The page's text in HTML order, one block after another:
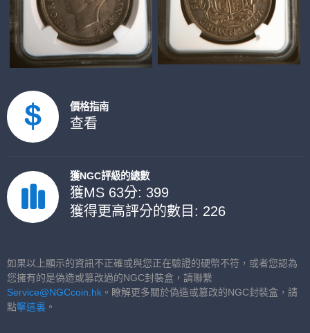
價格指南
查看
獲NGC評級的總數
獲MS 63分: 399
獲得更高評分的數目: 226
如果以上顯示的資訊不正確或與您正在驗證的硬幣不符，或者您認為
您擁有的是偽造或篡改過的NGC封裝盒，請聯繫
Service@NGCcoin.hk 。瞭解更多關於偽造或篡改的NGC封裝盒，請
點擊這裏 。